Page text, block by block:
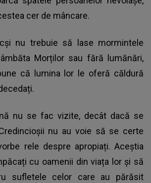
cer de mâncare.
nu trebuie să lase mormintele
Morților sau fără lumănări,
că lumina lor le oferă căldură
nu se fac vizite, decât dacă se
nu au voie să se certe
rele despre apropiați. Aceștia
cu oamenii din viața lor și să
sufletele celor care au părăsit